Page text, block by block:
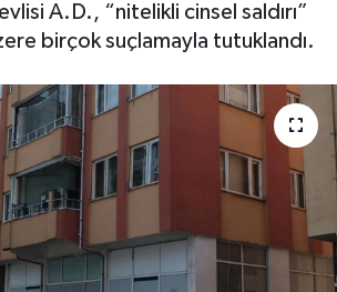
A.D., “nitelikli cinsel saldırı”
birçok suçlamayla tutuklandı.